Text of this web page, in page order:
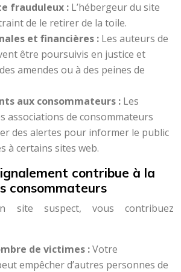
frauduleux : L’hébergeur du site
de le retirer de la toile.
et financières : Les auteurs de
être poursuivis en justice et
amendes ou à des peines de
aux consommateurs : Les
associations de consommateurs
des alertes pour informer le public
à certains sites web.
contribue à la
consommateurs
site suspect, vous contribuez
de victimes :Votre
empêcher d’autres personnes de